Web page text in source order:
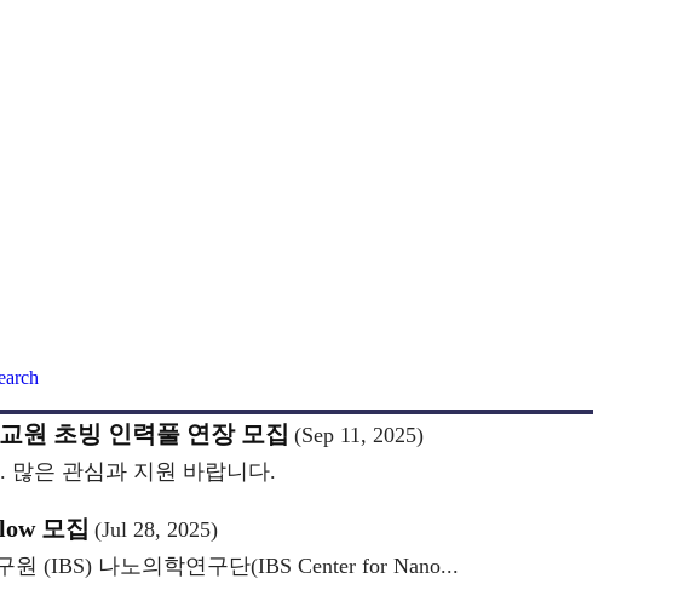
원 초빙 인력풀 연장 모집 (Sep 11, 2025)
많은 관심과 지원 바랍니다.
모집 (Jul 28, 2025)
원 (IBS) 나노의학연구단(IBS Center for Nano...